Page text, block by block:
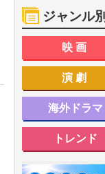
ジャンル
映画
演劇
海外ドラマ
トレンド